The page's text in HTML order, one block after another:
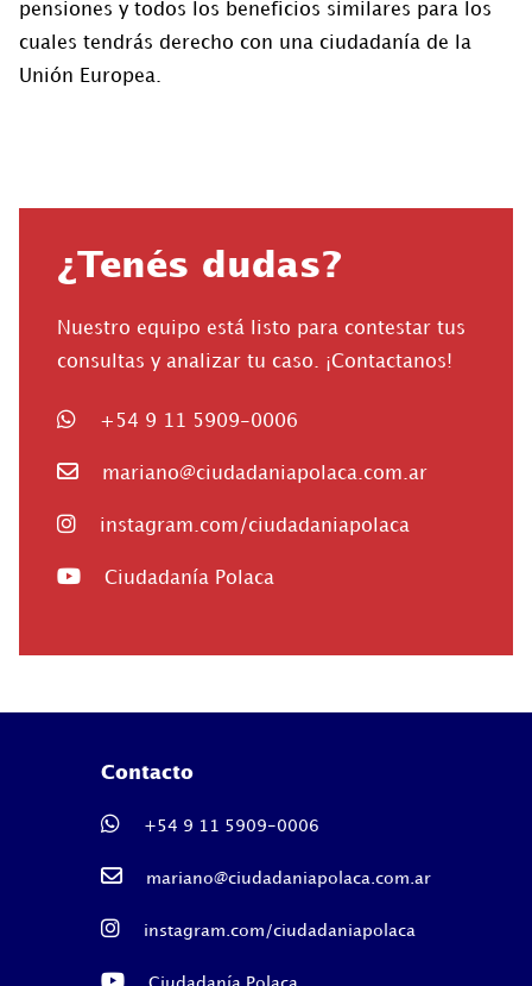
pensiones y todos los beneficios similares para los
cuales tendrás derecho con una ciudadanía de la
Unión Europea.
¿Tenés dudas?
Nuestro equipo está listo para contestar tus
consultas y analizar tu caso. ¡Contactanos!
+54 9 11 5909-0006
mariano@ciudadaniapolaca.com.ar
instagram.com/ciudadaniapolaca
Ciudadanía Polaca
Contacto
+54 9 11 5909-0006
mariano@ciudadaniapolaca.com.ar
instagram.com/ciudadaniapolaca